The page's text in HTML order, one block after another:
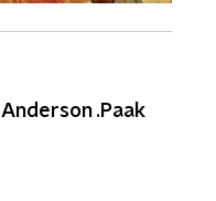
Anderson .Paak